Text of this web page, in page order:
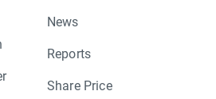
News
Reports
Share Price